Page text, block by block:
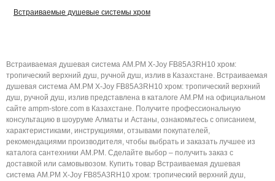
Встраиваемые душевые системы хром
Встраиваемая душевая система AM.PM X-Joy FB85A3RH10 хром:
тропический верхний душ, ручной душ, излив в Казахстане. Встраиваемая
душевая система AM.PM X-Joy FB85A3RH10 хром: тропический верхний
душ, ручной душ, излив представлена в каталоге AM.PM на официальном
сайте ampm-store.com в Казахстане. Получите профессиональную
консультацию в шоуруме Алматы и Астаны, ознакомьтесь с описанием,
характеристиками, инструкциями, отзывами покупателей,
рекомендациями производителя, чтобы выбрать и заказать лучшее из
каталога сантехники AM.PM. Сделайте выбор – получить заказ с
доставкой или самовывозом. Купить товар Встраиваемая душевая
система AM.PM X-Joy FB85A3RH10 хром: тропический верхний душ,